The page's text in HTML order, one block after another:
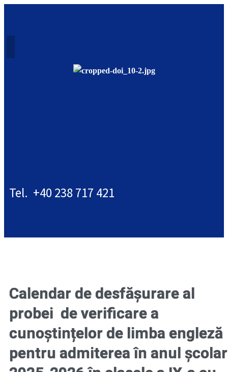
Tel. +40 238 717 421
Calendar de desfășurare al
probei de verificare a
cunoștințelor de limba engleză
pentru admiterea în anul școlar